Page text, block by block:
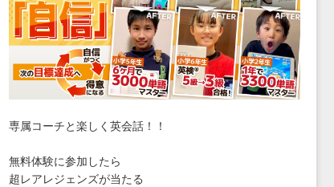
専属コーチと楽しく英会話！！
無料体験に参加したら
超レアレジェンズが当たる